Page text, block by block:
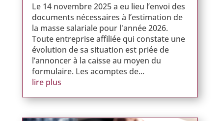
Le 14 novembre 2025 a eu lieu l’envoi des
documents nécessaires à l’estimation de
la masse salariale pour l'année 2026.
Toute entreprise affiliée qui constate une
évolution de sa situation est priée de
l’annoncer à la caisse au moyen du
formulaire. Les acomptes de...
lire plus